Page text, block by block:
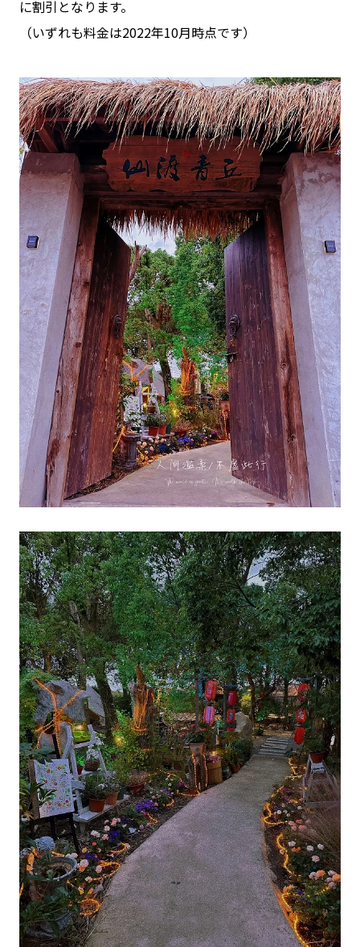
に割引となります。
（いずれも料金は2022年10月時点です）